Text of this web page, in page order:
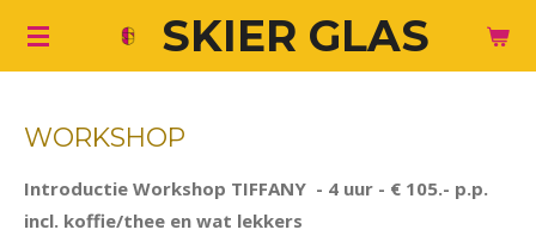
Ga
de
SKIER GLAS
WORKSHOP
Introductie Workshop TIFFANY - 4 uur - € 105.- p.p.
incl. koffie/thee en wat lekkers